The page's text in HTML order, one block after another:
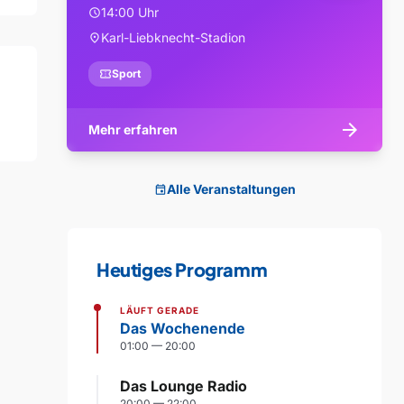
schedule14:00 Uhr
location_onKarl-Liebknecht-Stadion
confirmation_numberSport
Mehr erfahren arrow_forward
eventAlle Veranstaltungen
Heutiges Programm
LÄUFT GERADE
Das Wochenende
01:00 — 20:00
Das Lounge Radio